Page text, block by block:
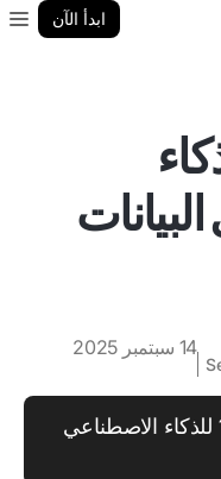
ابدأ الآن
ذكاء
14 سبتمبر 2025
جرّب أداة إدارة البيانات رقم 1 للذكاء الاصطناعي